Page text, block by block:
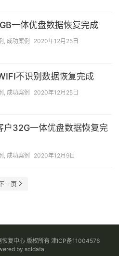
一体优盘数据恢复完成
, 成功案例 2020年12月25日
不识别数据恢复完成
, 成功案例 2020年12月25日
户32G一体优盘数据恢复完
, 成功案例 2020年12月9日
一页
复中心 版权所有 津ICP备11004576
by scldata